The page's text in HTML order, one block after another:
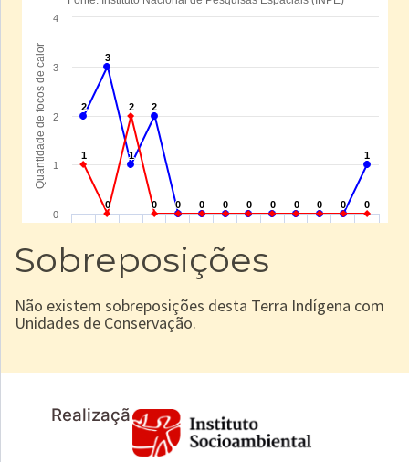
Sobreposições
Não existem sobreposições desta Terra Indígena com
Unidades de Conservação.